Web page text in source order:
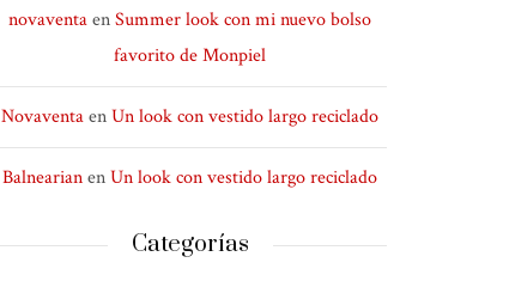
novaventaenSummer look con mi nuevo bolso
favorito de Monpiel
NovaventaenUn look con vestido largo reciclado
BalnearianenUn look con vestido largo reciclado
Categorías